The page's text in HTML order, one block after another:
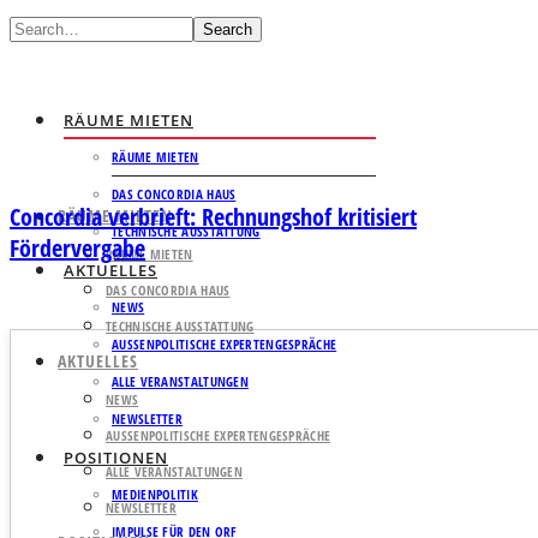
Search
RÄUME MIETEN
RÄUME MIETEN
DAS CONCORDIA HAUS
TECHNISCHE AUSSTATTUNG
AKTUELLES
NEWS
AUSSENPOLITISCHE EXPERTENGESPRÄCHE
ALLE VERANSTALTUNGEN
NEWSLETTER
POSITIONEN
MEDIENPOLITIK
IMPULSE FÜR DEN ORF
RÄUME MIETEN
RÄUME MIETEN
DAS CONCORDIA HAUS
TECHNISCHE AUSSTATTUNG
AKTUELLES
NEWS
AUSSENPOLITISCHE EXPERTENGESPRÄCHE
ALLE VERANSTALTUNGEN
NEWSLETTER
Concordia verbrieft: Rechnungshof kritisiert
Fördervergabe